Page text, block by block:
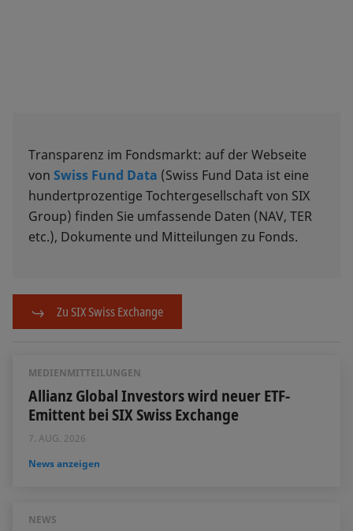
Transparenz im Fondsmarkt: auf der Webseite
von Swiss Fund Data (Swiss Fund Data ist eine
hundertprozentige Tochtergesellschaft von SIX
Group) finden Sie umfassende Daten (NAV, TER
etc.), Dokumente und Mitteilungen zu Fonds.
Zu SIX Swiss Exchange
MEDIENMITTEILUNGEN
Allianz Global Investors wird neuer ETF-
Emittent bei SIX Swiss Exchange
7. AUG. 2026
News anzeigen
NEWS